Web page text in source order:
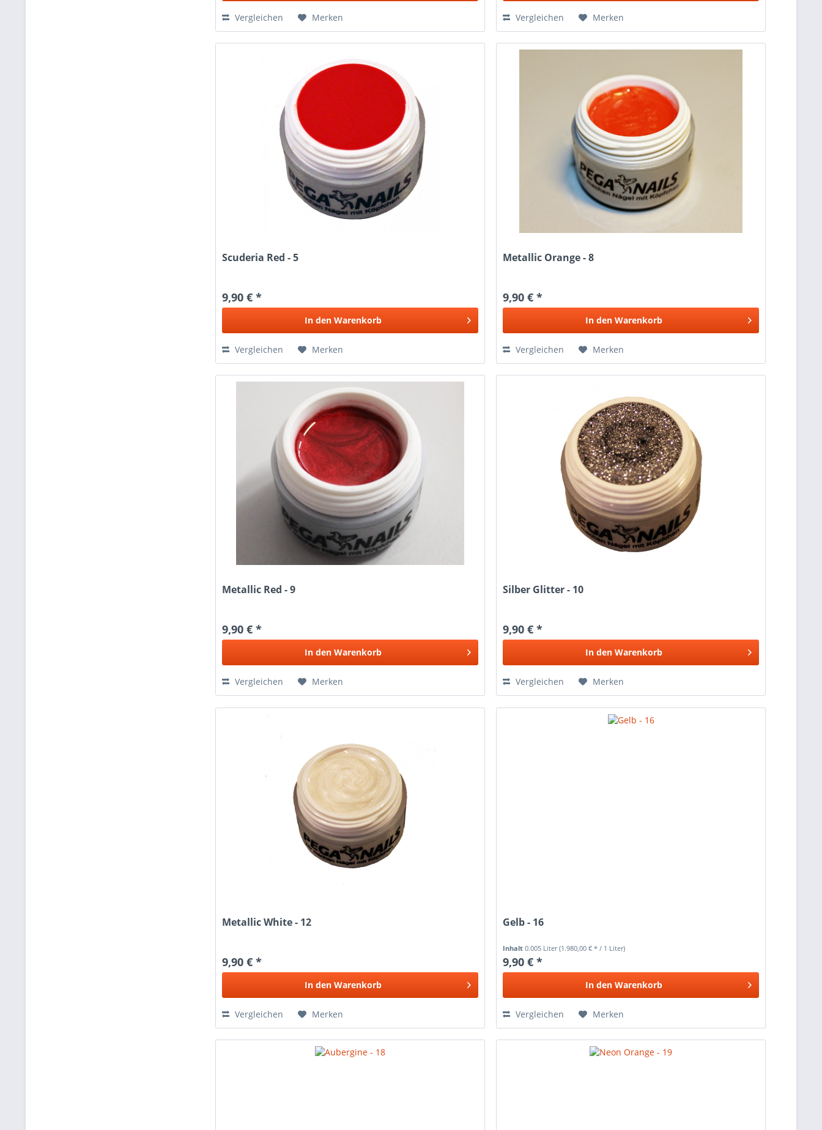
Vergleichen Merken Vergleichen Merken
Scuderia Red - 5
9,90 € *
In den Warenkorb
Vergleichen Merken
Metallic Orange - 8
9,90 € *
In den Warenkorb
Vergleichen Merken
Metallic Red - 9
9,90 € *
In den Warenkorb
Vergleichen Merken
Silber Glitter - 10
9,90 € *
In den Warenkorb
Vergleichen Merken
Metallic White - 12
9,90 € *
In den Warenkorb
Vergleichen Merken
Gelb - 16
Inhalt0.005 Liter(1.980,00 € * / 1 Liter)
9,90 € *
In den Warenkorb
Vergleichen Merken